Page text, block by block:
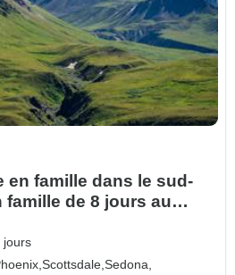
en famille dans le sud-
famille de 8 jours au
jours
Scottsdale,Sedona,